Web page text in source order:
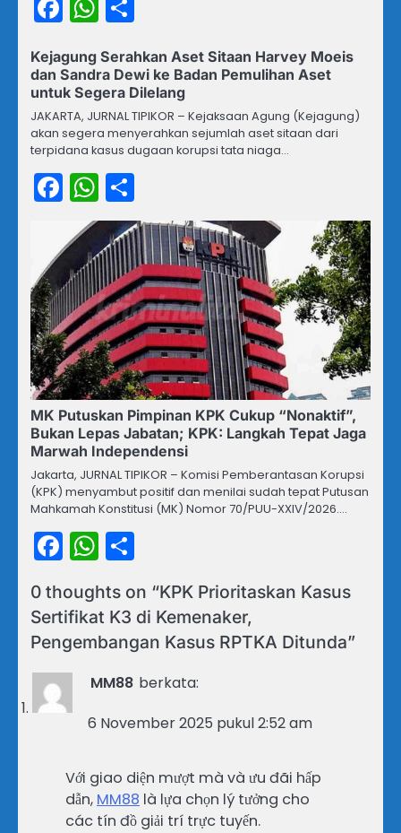
Kejagung Serahkan Aset Sitaan Harvey Moeis
dan Sandra Dewi ke Badan Pemulihan Aset
untuk Segera Dilelang
JAKARTA, JURNAL TIPIKOR – Kejaksaan Agung (Kejagung)
akan segera menyerahkan sejumlah aset sitaan dari
terpidana kasus dugaan korupsi tata niaga…
Facebook
WhatsApp
MK Putuskan Pimpinan KPK Cukup “Nonaktif”,
Bukan Lepas Jabatan; KPK: Langkah Tepat Jaga
Marwah Independensi
Jakarta, JURNAL TIPIKOR – Komisi Pemberantasan Korupsi
(KPK) menyambut positif dan menilai sudah tepat Putusan
Mahkamah Konstitusi (MK) Nomor 70/PUU-XXIV/2026.…
Facebook
WhatsApp
0 thoughts on “KPK Prioritaskan Kasus
Sertifikat K3 di Kemenaker,
Pengembangan Kasus RPTKA Ditunda”
MM88 berkata:
6 November 2025 pukul 2:52 am
Với giao diện mượt mà và ưu đãi hấp
dẫn, MM88 là lựa chọn lý tưởng cho
các tín đồ giải trí trực tuyến.